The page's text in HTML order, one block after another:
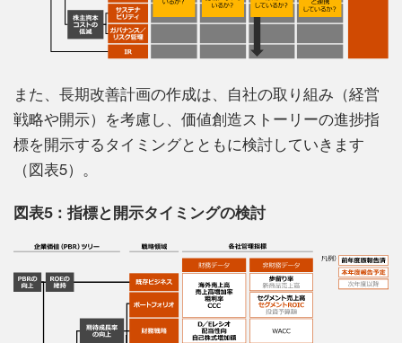
また、長期改善計画の作成は、自社の取り組み（経営
戦略や開示）を考慮し、価値創造ストーリーの進捗指
標を開示するタイミングとともに検討していきます
（図表5）。
図表5：指標と開示タイミングの検討